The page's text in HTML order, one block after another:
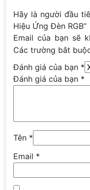
Hãy là người đầu
Hiệu Ứng Đèn RGB”
Email của bạn sẽ
Các trường bắt
Đánh giá của bạn *
Đánh giá của bạn *
Tên *
Email *